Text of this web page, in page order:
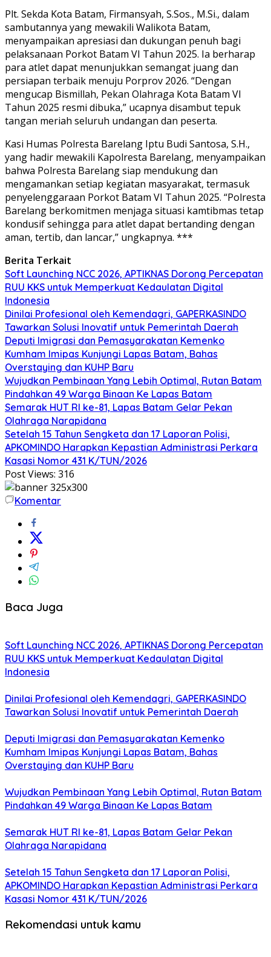
Plt. Sekda Kota Batam, Firmansyah, S.Sos., M.Si., dalam
sambutannya yang mewakili Walikota Batam,
menyampaikan apresiasi dan dukungan penuh bagi
pelaksanaan Porkot Batam VI Tahun 2025. Ia berharap
para atlet dapat menunjukkan semangat juang dan
persiapan terbaik menuju Porprov 2026. “Dengan
mengucap Bismillah, Pekan Olahraga Kota Batam VI
Tahun 2025 resmi dibuka,” ucapnya disambut tepuk
tangan meriah seluruh undangan dan peserta.
Kasi Humas Polresta Barelang Iptu Budi Santosa, S.H.,
yang hadir mewakili Kapolresta Barelang, menyampaikan
bahwa Polresta Barelang siap mendukung dan
mengamankan setiap kegiatan masyarakat, termasuk
penyelenggaraan Porkot Batam VI Tahun 2025. “Polresta
Barelang berkomitmen menjaga situasi kamtibmas tetap
kondusif sehingga para atlet dapat bertanding dengan
aman, tertib, dan lancar,” ungkapnya. ***
Berita Terkait
Soft Launching NCC 2026, APTIKNAS Dorong Percepatan
RUU KKS untuk Memperkuat Kedaulatan Digital
Indonesia
Dinilai Profesional oleh Kemendagri, GAPERKASINDO
Tawarkan Solusi Inovatif untuk Pemerintah Daerah
Deputi Imigrasi dan Pemasyarakatan Kemenko
Kumham Imipas Kunjungi Lapas Batam, Bahas
Overstaying dan KUHP Baru
Wujudkan Pembinaan Yang Lebih Optimal, Rutan Batam
Pindahkan 49 Warga Binaan Ke Lapas Batam
Semarak HUT RI ke-81, Lapas Batam Gelar Pekan
Olahraga Narapidana
Setelah 15 Tahun Sengketa dan 17 Laporan Polisi,
APKOMINDO Harapkan Kepastian Administrasi Perkara
Kasasi Nomor 431 K/TUN/2026
Post Views: 316
Komentar
Baca Juga
Soft Launching NCC 2026, APTIKNAS Dorong Percepatan
RUU KKS untuk Memperkuat Kedaulatan Digital
Indonesia
Dinilai Profesional oleh Kemendagri, GAPERKASINDO
Tawarkan Solusi Inovatif untuk Pemerintah Daerah
Deputi Imigrasi dan Pemasyarakatan Kemenko
Kumham Imipas Kunjungi Lapas Batam, Bahas
Overstaying dan KUHP Baru
Wujudkan Pembinaan Yang Lebih Optimal, Rutan Batam
Pindahkan 49 Warga Binaan Ke Lapas Batam
Semarak HUT RI ke-81, Lapas Batam Gelar Pekan
Olahraga Narapidana
Setelah 15 Tahun Sengketa dan 17 Laporan Polisi,
APKOMINDO Harapkan Kepastian Administrasi Perkara
Kasasi Nomor 431 K/TUN/2026
Rekomendasi untuk kamu